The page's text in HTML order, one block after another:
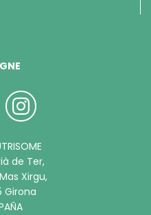
de Ter,
Xirgu,